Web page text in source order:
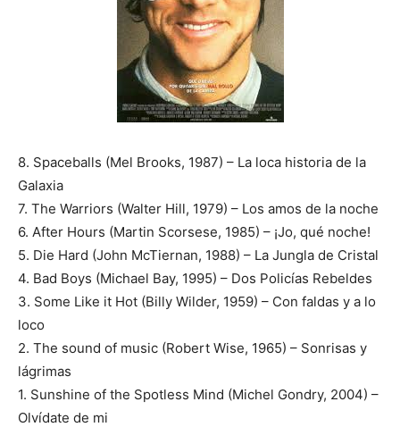
8. Spaceballs (Mel Brooks, 1987) – La loca historia de la
Galaxia
7. The Warriors (Walter Hill, 1979) – Los amos de la noche
6. After Hours (Martin Scorsese, 1985) – ¡Jo, qué noche!
5. Die Hard (John McTiernan, 1988) – La Jungla de Cristal
4. Bad Boys (Michael Bay, 1995) – Dos Policías Rebeldes
3. Some Like it Hot (Billy Wilder, 1959) – Con faldas y a lo
loco
2. The sound of music (Robert Wise, 1965) – Sonrisas y
lágrimas
1. Sunshine of the Spotless Mind (Michel Gondry, 2004) –
Olvídate de mi